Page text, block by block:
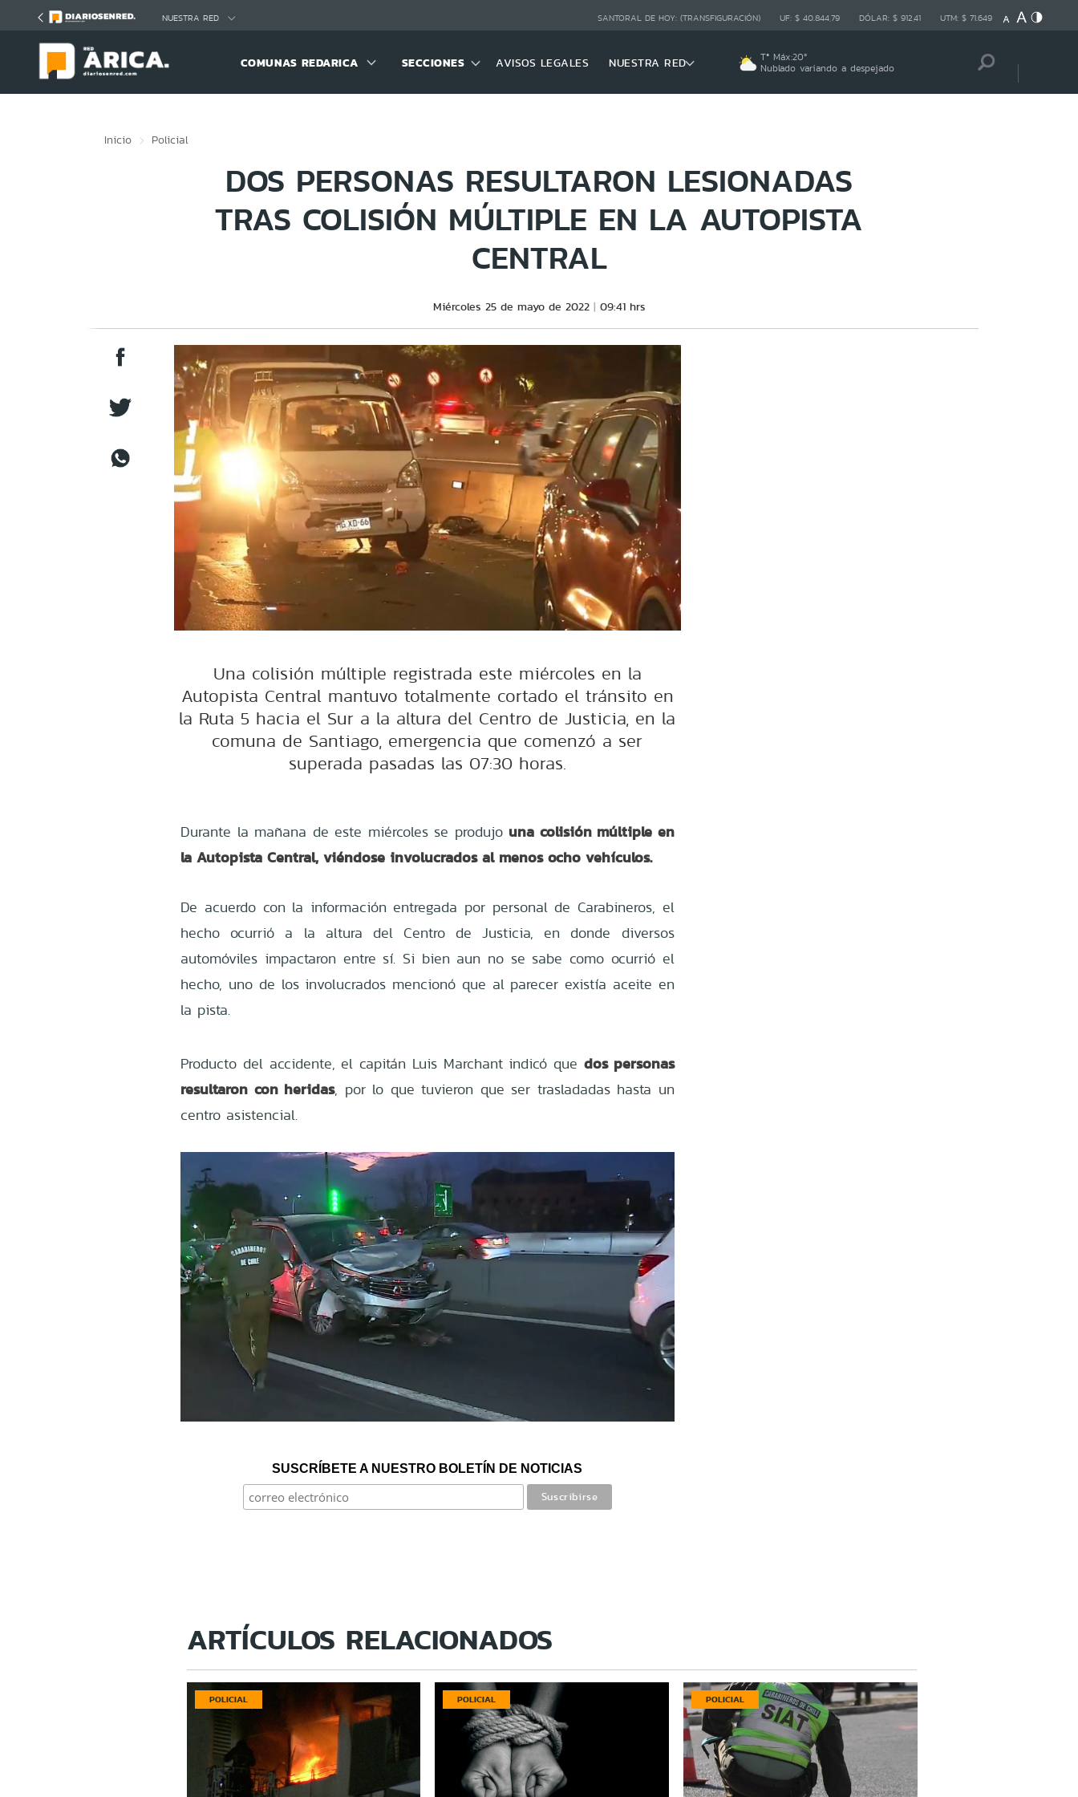
NUESTRA RED SANTORAL DE HOY: (TRANSFIGURACIÓN) UF: $ 40.844,79 DÓLAR: $ 912,41 UTM: $ 71.649
COMUNAS REDARICA SECCIONES AVISOS LEGALES NUESTRA RED Tª Máx:20º
Nublado variando a despejado
Inicio Policial
DOS PERSONAS RESULTARON LESIONADAS
TRAS COLISIÓN MÚLTIPLE EN LA AUTOPISTA
CENTRAL
Miércoles 25 de mayo de 2022 09:41 hrs
Una colisión múltiple registrada este miércoles en la
Autopista Central mantuvo totalmente cortado el tránsito en
la Ruta 5 hacia el Sur a la altura del Centro de Justicia, en la
comuna de Santiago, emergencia que comenzó a ser
superada pasadas las 07:30 horas.
Durante la mañana de este miércoles se produjo una colisión múltiple en
la Autopista Central, viéndose involucrados al menos ocho vehículos.
De acuerdo con la información entregada por personal de Carabineros, el
hecho ocurrió a la altura del Centro de Justicia, en donde diversos
automóviles impactaron entre sí. Si bien aun no se sabe como ocurrió el
hecho, uno de los involucrados mencionó que al parecer existía aceite en
la pista.
Producto del accidente, el capitán Luis Marchant indicó que dos personas
resultaron con heridas, por lo que tuvieron que ser trasladadas hasta un
centro asistencial.
SUSCRÍBETE A NUESTRO BOLETÍN DE NOTICIAS
ARTÍCULOS RELACIONADOS
POLICIAL POLICIAL POLICIAL